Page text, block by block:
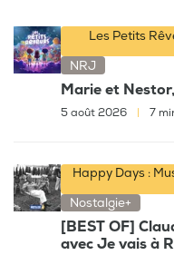
Les Petits
NRJ
Marie et
5 août 2026 7
Happy Days :
Nostalgie+
[BEST OF]
avec Je vais à